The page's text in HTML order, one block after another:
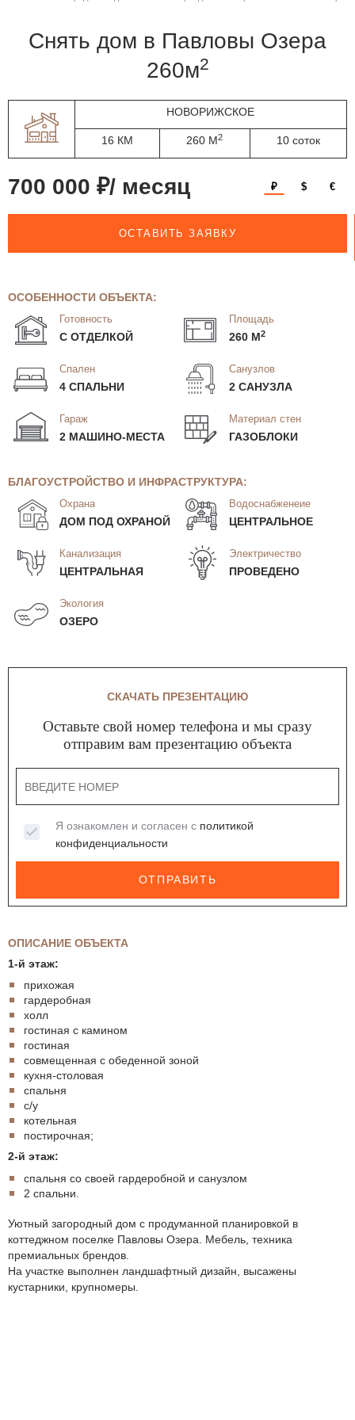
Снять дом в Павловы Озера
260м2
НОВОРИЖСКОЕ
16 КМ 260 М2 10 соток
700 000 ₽/ месяц ₽ $ €
ОСТАВИТЬ ЗАЯВКУ
ОСОБЕННОСТИ ОБЪЕКТА:
Готовность
С ОТДЕЛКОЙ
Площадь
260 М2
Спален
4 СПАЛЬНИ
Санузлов
2 САНУЗЛА
Гараж
2 МАШИНО-МЕСТА
Материал стен
ГАЗОБЛОКИ
БЛАГОУСТРОЙСТВО И ИНФРАСТРУКТУРА:
Охрана
ДОМ ПОД ОХРАНОЙ
Водоснабженеие
ЦЕНТРАЛЬНОЕ
Канализация
ЦЕНТРАЛЬНАЯ
Электричество
ПРОВЕДЕНО
Экология
ОЗЕРО
ОПИСАНИЕ ОБЪЕКТА
1-й этаж:
прихожая
гардеробная
холл
гостиная с камином
гостиная
совмещенная с обеденной зоной
кухня-столовая
спальня
с/у
котельная
постирочная;
2-й этаж:
спальня со своей гардеробной и санузлом
2 спальни.
Уютный загородный дом с продуманной планировкой в
коттеджном поселке Павловы Озера. Мебель, техника
премиальных брендов.
На участке выполнен ландшафтный дизайн, высажены
кустарники, крупномеры.
СКАЧАТЬ ПРЕЗЕНТАЦИЮ
Оставьте свой номер телефона и мы сразу
отправим вам презентацию объекта
Я ознакомлен и согласен с политикой
конфиденциальности
ОТПРАВИТЬ